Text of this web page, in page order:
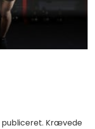
publiceret. Krævede